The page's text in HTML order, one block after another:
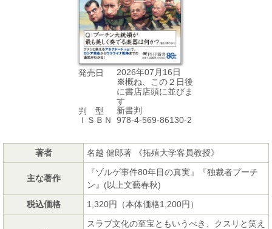
発売日
2026年07月16日
※概ね、この２日後
に書店店頭に並びま
す
判 型
新書判
ＩＳＢＮ
978-4-569-86130-2
著者 名越 健郎著 《拓殖大学客員教授》
主な著作
『ゾルゲ事件80年目の真実』『独裁者プーチ
ン』(以上文藝春秋)
税込価格
1,320円（本体価格1,200円）
スラブ文化の至宝ともいうべき、クスリと笑え